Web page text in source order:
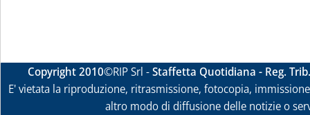
Copyright 2010©RIP Srl -Staffetta Quotidiana - Reg.
E' vietata la riproduzione, ritrasmissione, fotocopia,
altro modo di diffusione delle notizie o